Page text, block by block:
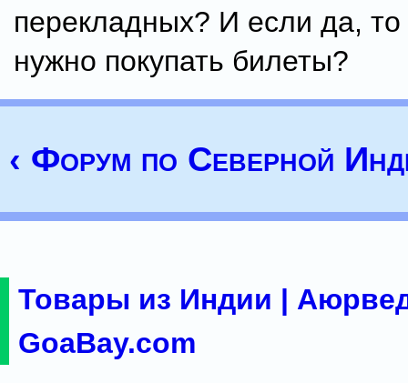
перекладных? И если да, то
нужно покупать билеты?
‹ Форум по Северной
Товары из Индии |
GoaBay.com